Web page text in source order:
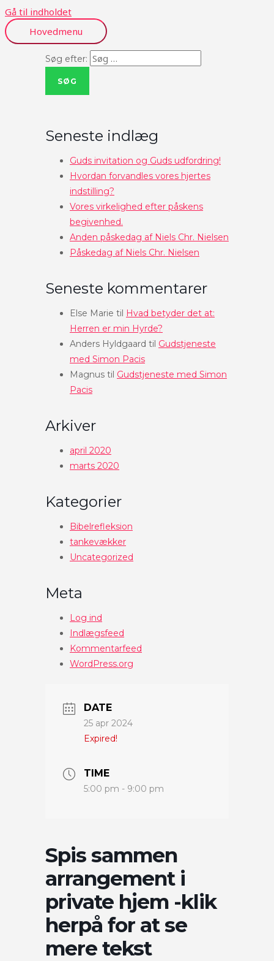
Gå til indholdet
Hovedmenu
Søg efter:
Seneste indlæg
Guds invitation og Guds udfordring!
Hvordan forvandles vores hjertes
indstilling?
Vores virkelighed efter påskens
begivenhed.
Anden påskedag af Niels Chr. Nielsen
Påskedag af Niels Chr. Nielsen
Seneste kommentarer
Else Marie til Hvad betyder det at:
Herren er min Hyrde?
Anders Hyldgaard til Gudstjeneste
med Simon Pacis
Magnus til Gudstjeneste med Simon
Pacis
Arkiver
april 2020
marts 2020
Kategorier
Bibelrefleksion
tankevækker
Uncategorized
Meta
Log ind
Indlægsfeed
Kommentarfeed
WordPress.org
DATE
25 apr 2024
Expired!
TIME
5:00 pm - 9:00 pm
Spis sammen
arrangement i
private hjem -klik
herpå for at se
mere tekst